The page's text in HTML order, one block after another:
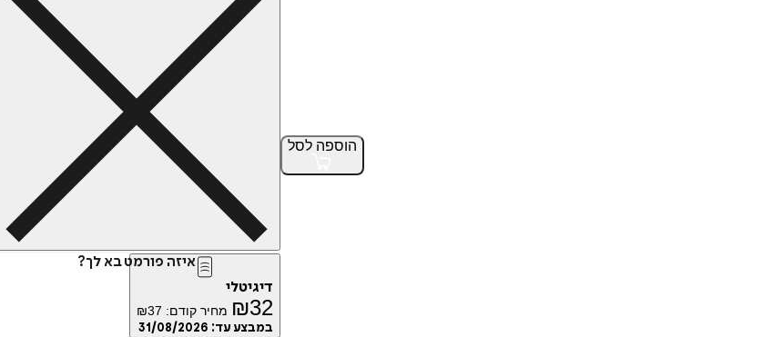
הוספה לסל
איזה פורמט בא לך?
דיגיטלי
₪32 מחיר קודם: ₪37
במבצע עד: 31/08/2026